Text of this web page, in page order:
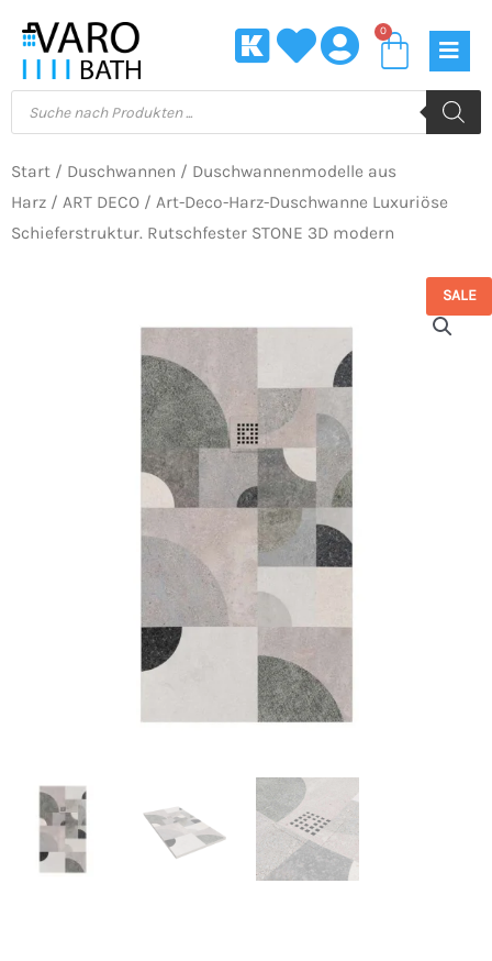
Inhalt
springen
0
Products
search
Start / Duschwannen / Duschwannenmodelle aus
Harz / ART DECO / Art-Deco-Harz-Duschwanne Luxuriöse
Schieferstruktur. Rutschfester STONE 3D modern
SALE